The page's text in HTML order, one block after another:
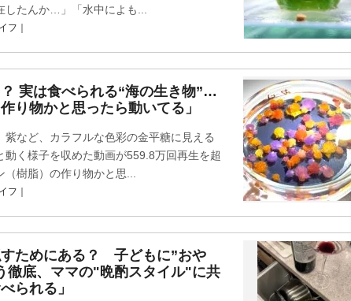
したんか…」「水中によも...
フ｜
実は食べられる“海の生き物”…
り物かと思ったら動いてる」
など、カラフルな色彩の金平糖に見える
動く様子を収めた動画が559.8万回再生を超
（樹脂）の作り物かと思...
フ｜
すためにある？ 子どもに”お
徹底、ママの"晩酌スタイル"に共
られる」